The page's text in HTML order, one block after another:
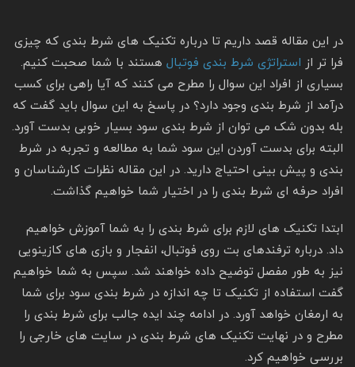
در این مقاله قصد داریم تا درباره تکنیک های شرط بندی که چیزی
فرا تر از استراتژی شرط بندی فوتبال هستند با شما صحبت کنیم.
بسیاری از افراد این سوال را مطرح می کنند که آیا راهی برای کسب
درآمد از شرط بندی وجود دارد؟ در پاسخ به این سوال باید گفت که
بله بدون شک می توان از شرط بندی سود بسیار خوبی بدست آورد.
البته برای بدست آوردن این سود شما به مطالعه و تجربه در شرط
بندی و پیش بینی احتیاج دارید. در این مقاله نظرات کارشناسان و
افراد حرفه ای شرط بندی را در اختیار شما خواهیم گذاشت.
ابتدا تکنیک های لازم برای شرط بندی را به شما آموزش خواهیم
داد. درباره ترفندهای بت روی فوتبال، انفجار و بازی های کازینویی
نیز به طور مفصل توضیح داده خواهند شد. سپس به شما خواهیم
گفت استفاده از تکنیک تا چه اندازه در شرط بندی سود برای شما
به ارمغان خواهد آورد. در ادامه چند ایده جالب برای شرط بندی را
مطرح و در نهایت تکنیک های شرط بندی در سایت های خارجی را
بررسی خواهیم کرد.